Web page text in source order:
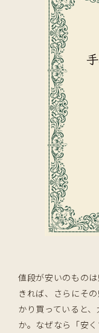
値段が安いのもの
きれば、さらにそ
かり買っていると
か。なぜなら「安